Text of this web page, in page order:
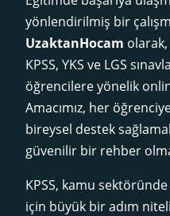
yönlendirilmiş bir
UzaktanHocam olarak,
KPSS, YKS ve LGS
öğrencilere yönelik
Amacımız, her
bireysel destek
güvenilir bir rehber
KPSS, kamu
için büyük bir adım